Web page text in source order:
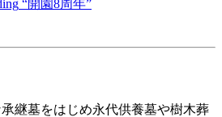
“開園8周年”
継墓をはじめ永代供養墓や樹木葬